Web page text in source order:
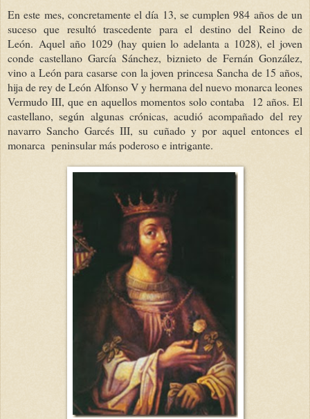
En este mes, concretamente el día 13, se cumplen 984 años de un
suceso que resultó trascedente para el destino del Reino de
León. Aquel año 1029 (hay quien lo adelanta a 1028), el joven
conde castellano García Sánchez, biznieto de Fernán González,
vino a León para casarse con la joven princesa Sancha de 15 años,
hija de rey de León Alfonso V y hermana del nuevo monarca leones
Vermudo III, que en aquellos momentos solo contaba 12 años. El
castellano, según algunas crónicas, acudió acompañado del rey
navarro Sancho Garcés III, su cuñado y por aquel entonces el
monarca peninsular más poderoso e intrigante.